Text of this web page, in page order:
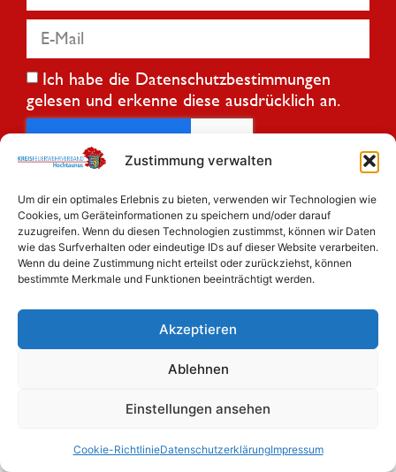
Zustimmung verwalten
Um dir ein optimales Erlebnis zu bieten, verwenden wir Technologien wie
Cookies, um Geräteinformationen zu speichern und/oder darauf
zuzugreifen. Wenn du diesen Technologien zustimmst, können wir Daten
wie das Surfverhalten oder eindeutige IDs auf dieser Website verarbeiten.
Wenn du deine Zustimmung nicht erteilst oder zurückziehst, können
bestimmte Merkmale und Funktionen beeinträchtigt werden.
Akzeptieren
Ablehnen
Einstellungen ansehen
Cookie-RichtlinieDatenschutzerklärungImpressum
Ich habe die Datenschutzbestimmungen
gelesen und erkenne diese ausdrücklich an.
Jetzt anmelden
Konzept & Gestaltung: Veritas Medien GmbH
Datenschutzerklärung Impressum